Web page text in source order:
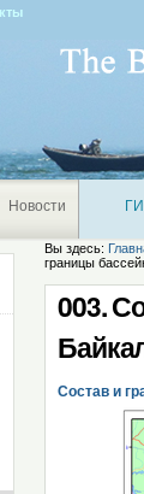
Новости
Вы здесь:
границы
003.
Состав и